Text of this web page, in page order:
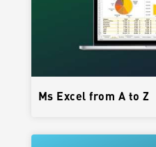
Ms Excel from A to Z